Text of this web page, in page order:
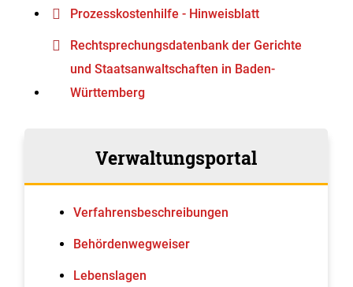
Prozesskostenhilfe - Hinweisblatt
Rechtsprechungsdatenbank der Gerichte
und Staatsanwaltschaften in Baden-
Württemberg
Verwaltungsportal
Verfahrens­beschreibungen
Behördenwegweiser
Lebenslagen